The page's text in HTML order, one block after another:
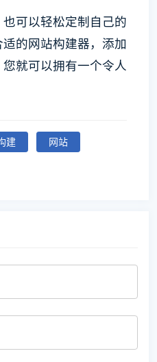
可以轻松定制自己的
的网站构建器，添加
就可以拥有一个令人
建
网站